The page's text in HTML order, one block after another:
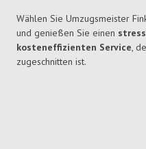
Wählen Sie Umzugsmeister
und genießen Sie einen
kosteneffizienten Service,
zugeschnitten ist.